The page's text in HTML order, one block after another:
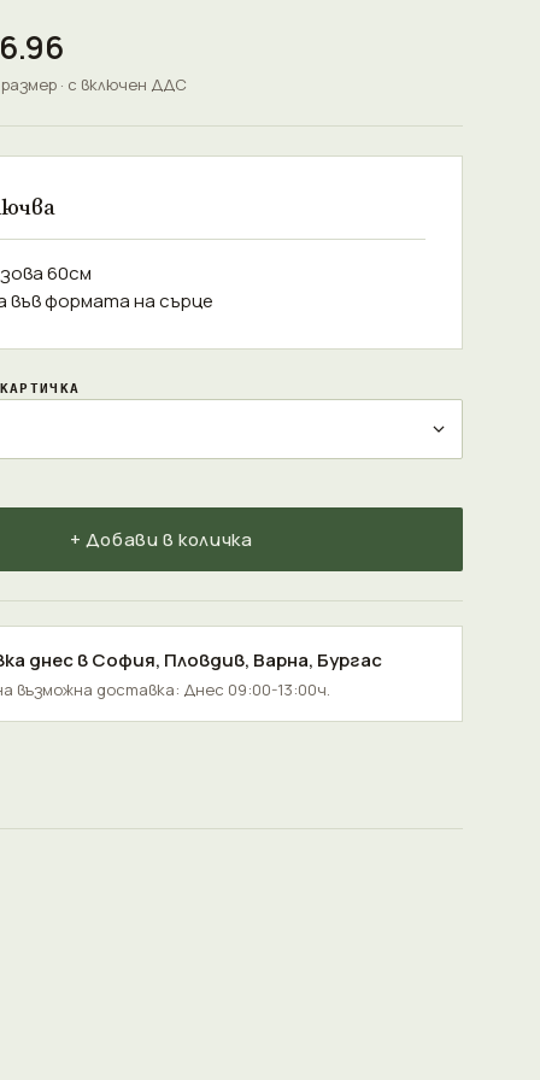
· с включен ДДС
60см
във формата на сърце
+ Добави в количка
днес вСофия, Пловдив, Варна, Бургас
възможна доставка: Днес 09:00-13:00ч.